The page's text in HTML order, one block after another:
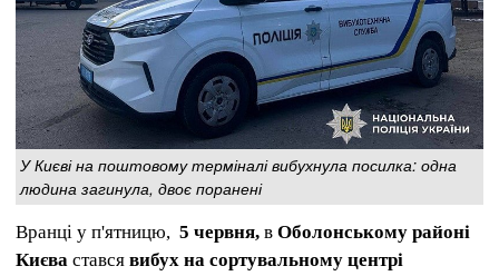
У Києві на поштовому терміналі вибухнула посилка: одна
людина загинула, двоє поранені
Вранці у п'ятницю, 5 червня, в Оболонському районі
Києва стався вибух на сортувальному центрі